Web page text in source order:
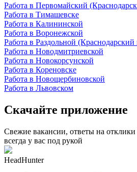
Работа в Первомайский
Работа в Тимашевске
Работа в Калининской
Работа в Воронежской
Работа в Раздольной (Краснодарский
Работа в Новодмитриевской
Работа в Новокорсунской
Работа в Кореновске
Работа в Новощербиновской
Работа в Львовском
Скачайте приложение
Свежие вакансии, ответы на
всегда у вас под рукой
HeadHunter